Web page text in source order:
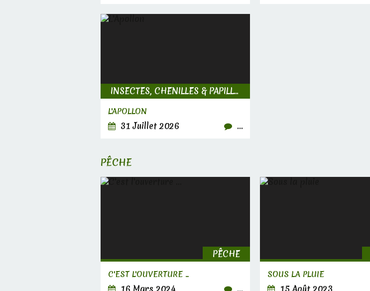
INSECTES, CHENILLES & PAPILLONS
L'APOLLON
31 Juillet 2026 …
PÊCHE
PÊCHE
C'EST L'OUVERTURE ... SOUS LA PLUIE